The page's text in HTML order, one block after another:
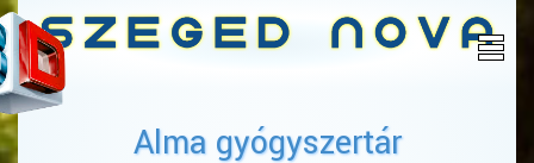
Alma gyógyszertár